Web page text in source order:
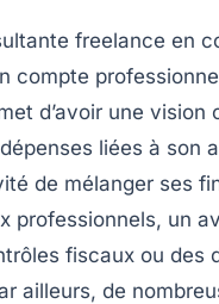
freelance en
compte
d’avoir une vision
liées à son
de mélanger ses
professionnels, un
fiscaux ou des
ailleurs, de